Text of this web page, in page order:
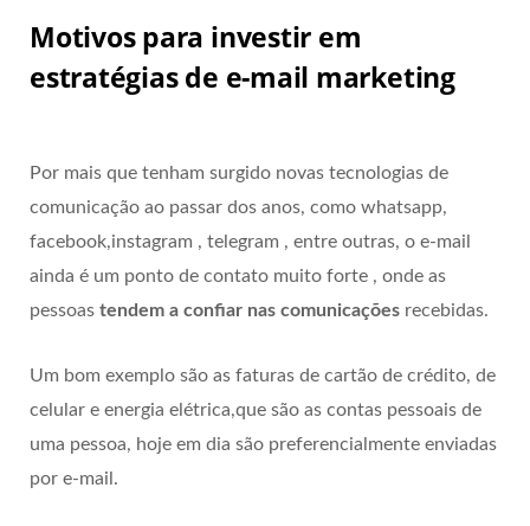
Motivos para investir em
estratégias de e-mail marketing
Por mais que tenham surgido novas tecnologias de
comunicação ao passar dos anos, como whatsapp,
facebook,instagram , telegram , entre outras, o e-mail
ainda é um ponto de contato muito forte , onde as
pessoas tendem a confiar nas comunicações recebidas.
Um bom exemplo são as faturas de cartão de crédito, de
celular e energia elétrica,que são as contas pessoais de
uma pessoa, hoje em dia são preferencialmente enviadas
por e-mail.